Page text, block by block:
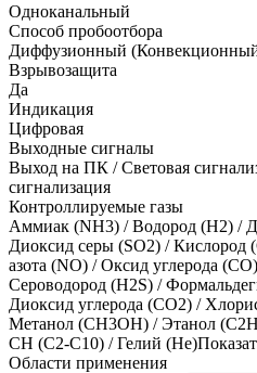
Одноканальный
Способ пробоотбора
Диффузионный
Взрывозащита
Да
Индикация
Цифровая
Выходные сигналы
Выход на ПК / Световая
сигнализация
Контроллируемые газы
Аммиак (NH3) /Водород (H2) /
Диоксид серы (SO2) /Кислород
азота (NO) /Оксид углерода (CO)
Сероводород (H2S) /
Диоксид углерода (CO2) /
Метанол (CH3OH) /Этанол
CH (C2-C10) /Гелий (He)
Области применения